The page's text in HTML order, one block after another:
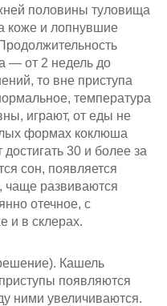
половины туловища
коже и лопнувшие
— от 2 недель до
то вне приступа
температура
играют, от еды не
формах коклюша
30 и более за
сон, появляется
чаще развиваются
отечное, с
и в склерах.
Кашель
появляются
ними увеличиваются.